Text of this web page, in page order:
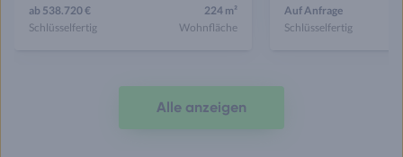
ab 538.720 €
Schlüsselfertig
224 m²
Wohnfläche
Auf Anfrage
Schlüsselfertig
Alle anzeigen